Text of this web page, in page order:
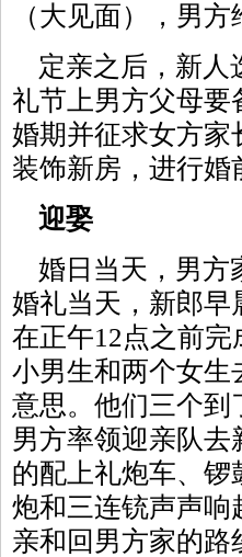
（大见面），男
定亲之后，新人
礼节上男方父母要
婚期并征求女方家
装饰新房，进行婚
迎娶
婚日当天，男方
婚礼当天，新郎早
在正午12点之前
小男生和两个女生
意思。他们三个到
男方率领迎亲队
的配上礼炮车、
炮和三连铳声声响
亲和回男方家的路